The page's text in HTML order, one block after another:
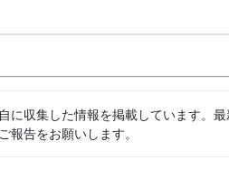
収集した情報を掲載しています。
報告をお願いします。